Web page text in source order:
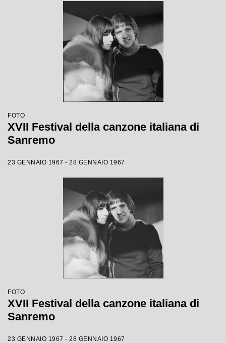
FOTO
XVII Festival della canzone italiana di
Sanremo
23 GENNAIO 1967 - 28 GENNAIO 1967
FOTO
XVII Festival della canzone italiana di
Sanremo
23 GENNAIO 1967 - 28 GENNAIO 1967